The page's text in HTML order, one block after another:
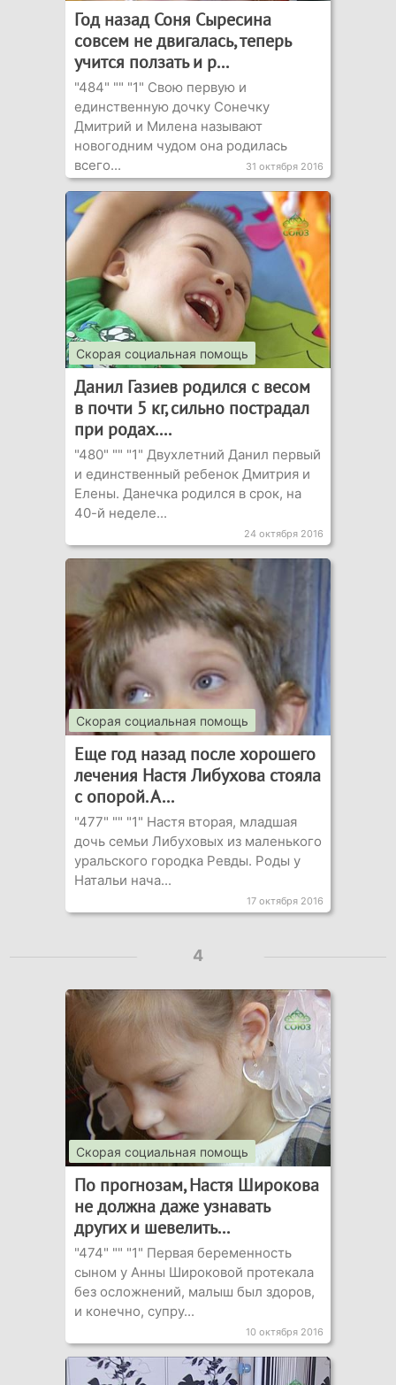
Год назад Соня Сыресина
совсем не двигалась, теперь
учится ползать и р...
"484" "" "1" Свою первую и
единственную дочку Сонечку
Дмитрий и Милена называют
новогодним чудом она родилась
всего...
31 октября 2016
Скорая социальная помощь
Данил Газиев родился с весом
в почти 5 кг, сильно пострадал
при родах....
"480" "" "1" Двухлетний Данил первый
и единственный ребенок Дмитрия и
Елены. Данечка родился в срок, на
40-й неделе...
24 октября 2016
Скорая социальная помощь
Еще год назад после хорошего
лечения Настя Либухова стояла
с опорой. А...
"477" "" "1" Настя вторая, младшая
дочь семьи Либуховых из маленького
уральского городка Ревды. Роды у
Натальи нача...
17 октября 2016
4
Скорая социальная помощь
По прогнозам, Настя Широкова
не должна даже узнавать
других и шевелить...
"474" "" "1" Первая беременность
сыном у Анны Широковой протекала
без осложнений, малыш был здоров,
и конечно, супру...
10 октября 2016